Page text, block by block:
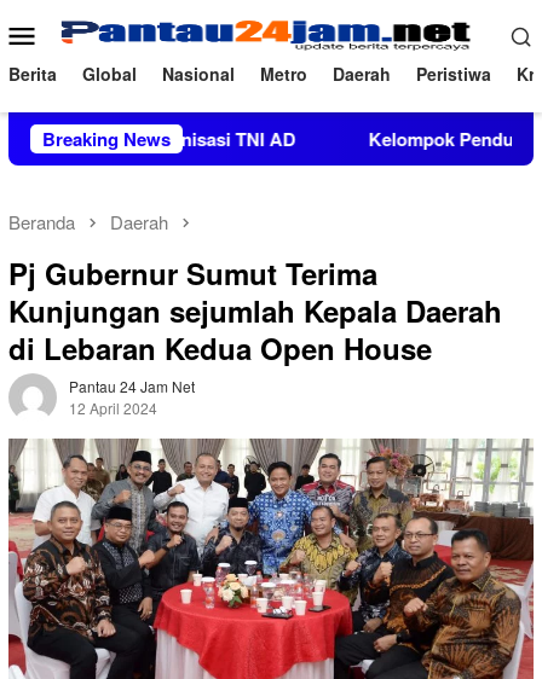
ke
konten
Menu
Mobile
Berita Global Nasional Metro Daerah Peristiwa
Breaking News
Organisasi TNI AD Kelompok Pendukung Moha
Beranda Daerah
Pj Gubernur Sumut Terima
Kunjungan sejumlah Kepala Daerah
di Lebaran Kedua Open House
Pantau 24 Jam Net
12 April 2024